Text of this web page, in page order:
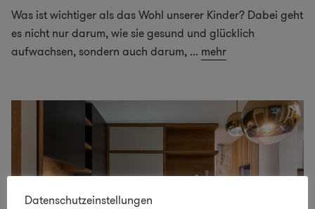
Was ist wichtiger als das Wohl unserer Kinder? Dabei geht
es nicht nur darum, wie sie gesund und glücklich
aufwachsen, sondern auch darum, ... mehr
Datenschutzeinstellungen